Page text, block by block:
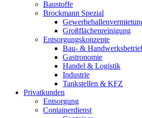
Baustoffe
Brockmann Spezial
Großflächenreinigung
Entsorgungskonzepte
Bau- &
Gastronomie
Handel & Logistik
Industrie
Tankstellen & KFZ
Privatkunden
Entsorgung
Containerdienst